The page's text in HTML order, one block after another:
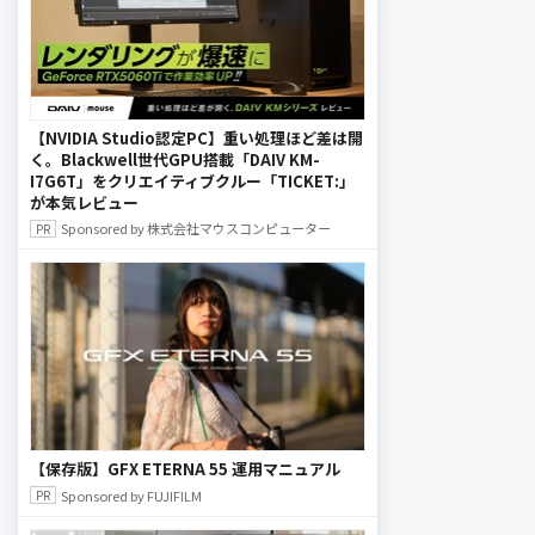
【NVIDIA Studio認定PC】重い処理ほど差は開
く。Blackwell世代GPU搭載「DAIV KM-
I7G6T」をクリエイティブクルー「TICKET:」
が本気レビュー
Sponsored by 株式会社マウスコンピューター
【保存版】GFX ETERNA 55 運用マニュアル
Sponsored by FUJIFILM